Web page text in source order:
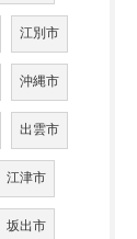
江別市
沖縄市
出雲市
江津市
坂出市